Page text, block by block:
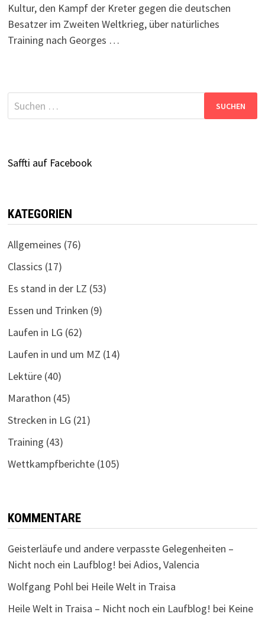
Kultur, den Kampf der Kreter gegen die deutschen
Besatzer im Zweiten Weltkrieg, über natürliches
Training nach Georges …
Suchen
nach:
Saffti auf Facebook
KATEGORIEN
Allgemeines (76)
Classics (17)
Es stand in der LZ (53)
Essen und Trinken (9)
Laufen in LG (62)
Laufen in und um MZ (14)
Lektüre(40)
Marathon (45)
Strecken in LG (21)
Training (43)
Wettkampfberichte(105)
KOMMENTARE
Geisterläufe und andere verpasste Gelegenheiten –
Nicht noch ein Laufblog! bei Adios, Valencia
Wolfgang Pohlbei Heile Welt in Traisa
Heile Welt in Traisa – Nicht noch ein Laufblog! bei Keine